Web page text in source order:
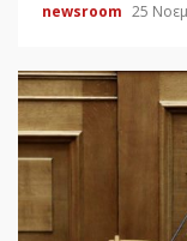
newsroom 25